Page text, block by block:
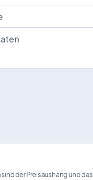
der Preisaushang und